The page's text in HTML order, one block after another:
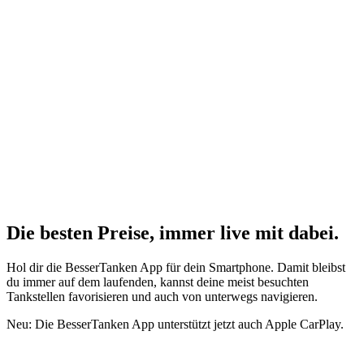
Die besten Preise, immer live mit dabei.
Hol dir die BesserTanken App für dein Smartphone. Damit bleibst
du immer auf dem laufenden, kannst deine meist besuchten
Tankstellen favorisieren und auch von unterwegs navigieren.
Neu: Die BesserTanken App unterstützt jetzt auch Apple CarPlay.